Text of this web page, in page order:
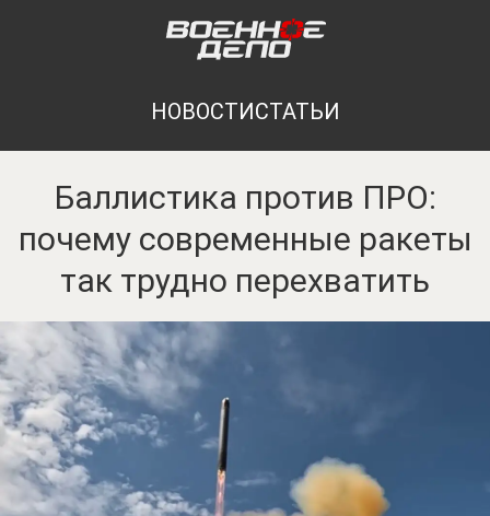
НОВОСТИСТАТЬИ
Баллистика против ПРО:
почему современные ракеты
так трудно перехватить